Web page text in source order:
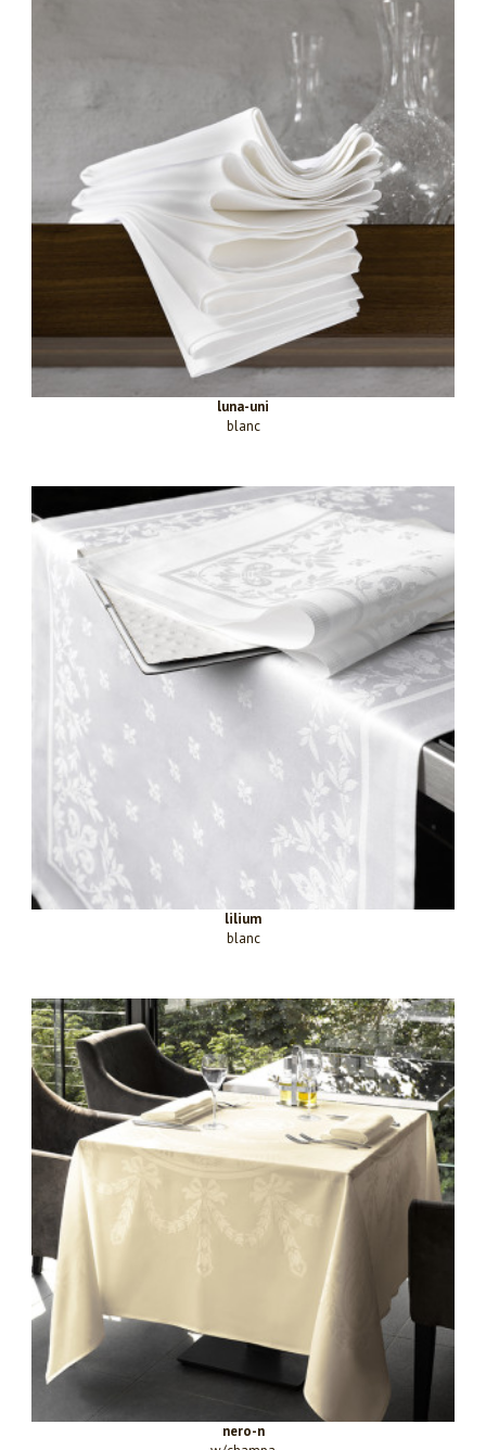
luna-uni
blanc
lilium
blanc
nero-n